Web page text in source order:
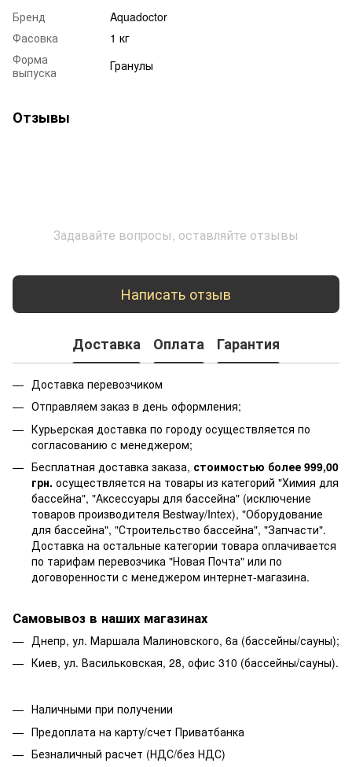
Бренд
Aquadoctor
Фасовка
1 кг
Форма
выпуска
Гранулы
Отзывы
Задавайте вопросы, оставляйте отзывы
Написать отзыв
Доставка Оплата Гарантия
Доставка перевозчиком
Отправляем заказ в день оформления;
Курьерская доставка по городу осуществляется по
согласованию с менеджером;
Бесплатная доставка заказа, стоимостью более 999,00
грн. осуществляется на товары из категорий "Химия для
бассейна", "Аксессуары для бассейна" (исключение
товаров производителя Bestway/Intex), "Оборудование
для бассейна", "Строительство бассейна", "Запчасти".
Доставка на остальные категории товара оплачивается
по тарифам перевозчика "Новая Почта" или по
договоренности с менеджером интернет-магазина.
Самовывоз в наших магазинах
Днепр, ул. Маршала Малиновского, 6а (бассейны/сауны);
Киев, ул. Васильковская, 28, офис 310 (бассейны/сауны).
Наличными при получении
Предоплата на карту/счет Приватбанка
Безналичный расчет (НДС/без НДС)